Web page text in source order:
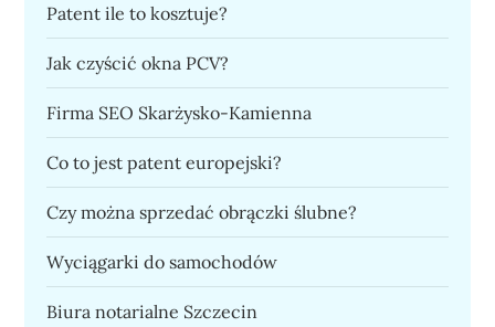
Patent ile to kosztuje?
Jak czyścić okna PCV?
Firma SEO Skarżysko-Kamienna
Co to jest patent europejski?
Czy można sprzedać obrączki ślubne?
Wyciągarki do samochodów
Biura notarialne Szczecin